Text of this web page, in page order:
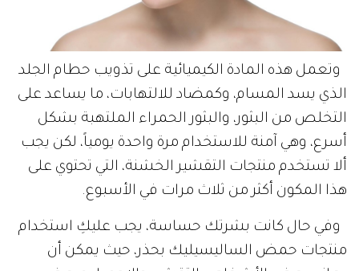
وتعمل هذه المادة الكيميائية على تذويب حطام الجلد
الذي يسد المسام، وكمضاد للالتهابات، ما يساعد على
التخلص من البثور، والبثور الحمراء الملتهبة بشكل
أسرع، وهي آمنة للاستخدام مرة واحدة يومياً، لكن يجب
ألا تستخدم منتجات التقشير الخشنة، التي تحتوي على
هذا المكون أكثر من ثلاث مرات في الأسبوع.
وفي حال كانت بشرتك حساسة، يجب عليكِ استخدام
منتجات حمض الساليسيليك بحذر، حيث يمكن أن